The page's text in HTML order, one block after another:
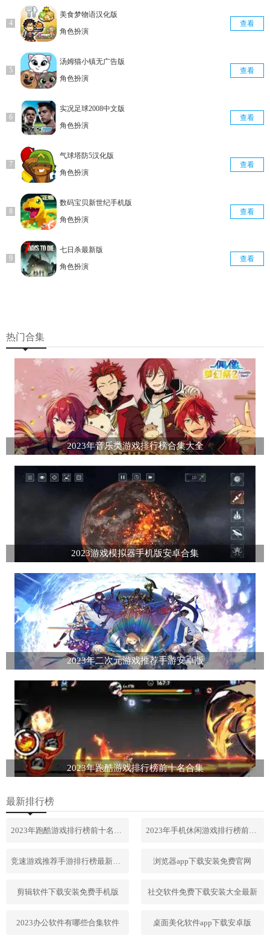
美食梦物语汉化版
角色扮演
查看
汤姆猫小镇无广告版
角色扮演
查看
实况足球2008中文版
角色扮演
查看
气球塔防5汉化版
角色扮演
查看
数码宝贝新世纪手机版
角色扮演
查看
七日杀最新版
角色扮演
查看
热门合集
2023年音乐类游戏排行榜合集大全
2023游戏模拟器手机版安卓合集
2023年二次元游戏推荐手游安卓版
2023年跑酷游戏排行榜前十名合集
最新排行榜
2023年手机休闲游戏排行榜前十名
浏览器app下载安装免费官网
剪辑软件下载安装免费手机版 社交软件免费下载安装大全最新
2023办公软件有哪些合集软件 桌面美化软件app下载安卓版